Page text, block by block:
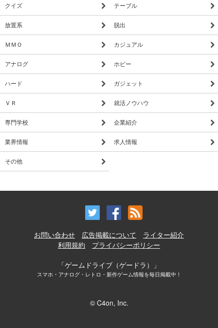
クイズ テーブル
放置系 脱出
ＭＭＯ カジュアル
アナログ ホビー
ハード ガジェット
ＶＲ 就活ノウハウ
専門学校 企業紹介
業界情報 求人情報
その他
お問い合わせ 広告掲載について
ライター紹介
利用規約
プライバシーポリシー
「ゲームドライブ（ゲードラ）」
スマホ・アナログ・レトロ・新作ゲーム情報を毎日掲載中！
© C4on, Inc.